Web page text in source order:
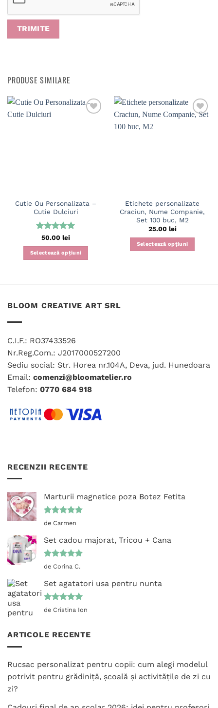
PRODUSE SIMILARE
Cutie Ou Personalizata –
Cutie Dulciuri
Evaluat la
5din 5
50.00 lei
Selectează opțiuni
Etichete personalizate
Craciun, Nume Companie,
Set 100 buc, M2
25.00 lei
Selectează opțiuni
BLOOM CREATIVE ART SRL
C.I.F.: RO37433526
Nr.Reg.Com.: J2017000527200
Sediu social: Str. Horea nr.104A, Deva, jud. Hunedoara
Email: comenzi@bloomatelier.ro
Telefon: 0770 684 918
RECENZII RECENTE
Marturii magnetice poza Botez Fetita
Evaluat la
de Carmen
Set cadou majorat, Tricou + Cana
Evaluat la
de Corina C.
Set agatatori usa pentru nunta
Evaluat la
de Cristina Ion
ARTICOLE RECENTE
Rucsac personalizat pentru copii: cum alegi modelul
potrivit pentru grădiniță, școală și activitățile de zi cu
zi?